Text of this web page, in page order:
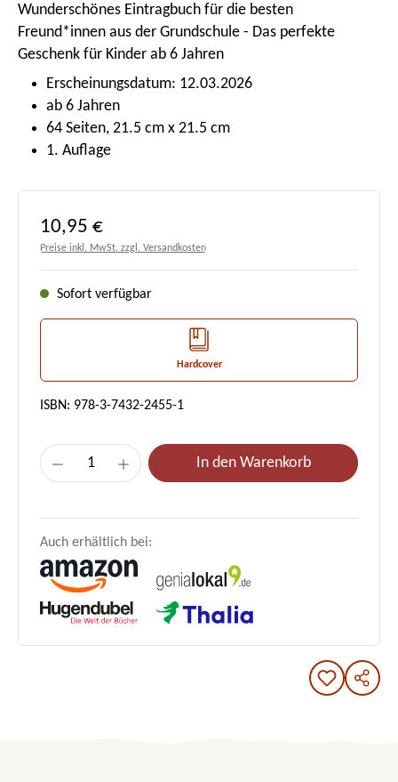
Wunderschönes Eintragbuch für die besten
Freund*innen aus der Grundschule - Das perfekte
Geschenk für Kinder ab 6 Jahren
Erscheinungsdatum: 12.03.2026
ab 6 Jahren
64 Seiten, 21.5 cm x 21.5 cm
1. Auflage
Regulärer Preis:
10,95 €
Preise inkl. MwSt. zzgl. Versandkosten
Sofort verfügbar
Hardcover
ISBN: 978-3-7432-2455-1
Produkt Anzahl: Gib den gewünschten
In den Warenkorb
Auch erhältlich bei: